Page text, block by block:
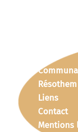
Résothem
Liens
Contact
Mentions